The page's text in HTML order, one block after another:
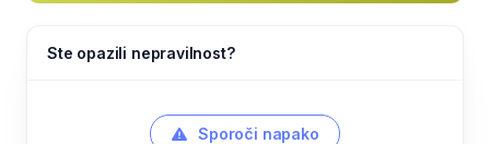
Ste opazili nepravilnost?
Sporoči napako